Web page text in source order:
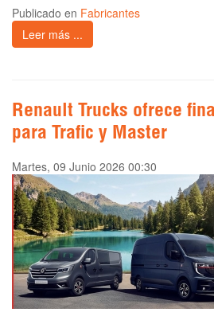
Publicado en Fabricantes
Leer más ...
Renault Trucks ofrece
para Trafic y Master
Martes, 09 Junio 2026 00:30